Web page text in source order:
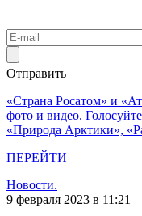
Отправить
«Страна Росатом» и
фото и видео.
«Природа Арктики»,
ПЕРЕЙТИ
Новости.
9 февраля 2023 в 11:21